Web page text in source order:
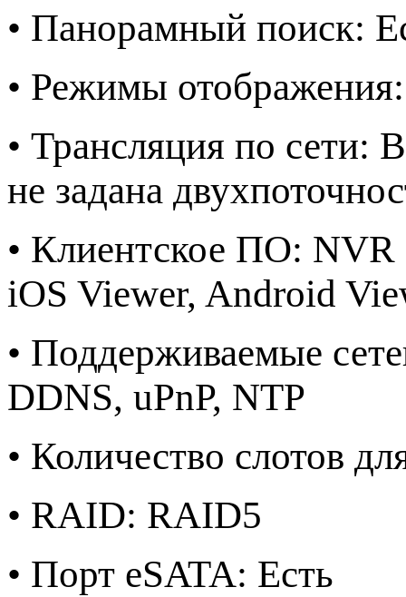
• Панорамный поиск:
• Режимы
• Трансляция по сети:
не задана
• Клиентское ПО:
iOS Viewer, Android
• Поддерживаемые
DDNS, uPnP, NTP
• Количество слотов
• RAID: RAID5
• Порт eSATA: Есть